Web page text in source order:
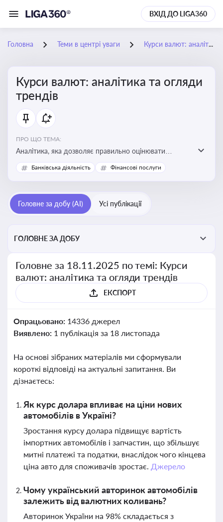
ВХІД ДО LIGA360
Головна Теми в центрі уваги Курси валют: аналітика та огляди трендів
Курси валют: аналітика та огляди
трендів
ПРО ЩО ТЕМА:
Аналітика, яка дозволяє правильно оцінювати
фінансові ризики та планувати витрати. Зміни в
курсах валют можуть вплинути на собівартість
Банківська діяльність Фінансові послуги
Головне за добу (AI) Усі публікації
ГОЛОВНЕ ЗА ДОБУ
Головне за 18.11.2025 по темі: Курси
валют: аналітика та огляди трендів
ЕКСПОРТ
Опрацьовано: 14336 джерел
Виявлено: 1 публікація за 18 листопада
На основі зібраних матеріалів ми сформували
короткі відповіді на актуальні запитання. Ви
дізнаєтесь:
Як курс долара впливає на ціни нових
автомобілів в Україні?
Зростання курсу долара підвищує вартість
імпортних автомобілів і запчастин, що збільшує
митні платежі та податки, внаслідок чого кінцева
ціна авто для споживачів зростає. Джерело
Чому український авторинок автомобілів
залежить від валютних коливань?
Авторинок України на 98% складається з